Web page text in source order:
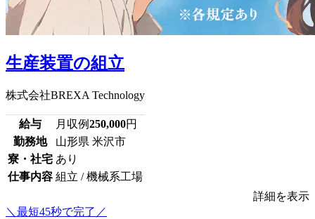
生産装置の組立
株式会社BREXA Technology
給与 月収例250,000円
勤務地
山形県 米沢市
寮・社宅 あり
仕事内容 組立 / 機械系工場
詳細を表示
＼最短45秒で完了／